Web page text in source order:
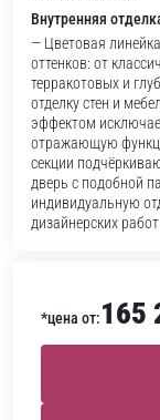
Внутренняя
— Цветовая
оттенков: от
терракотовых и
отделку стен и
эффектом
отражающую
секции
дверь с подобной
индивидуальную
дизайнерских
*цена от:165